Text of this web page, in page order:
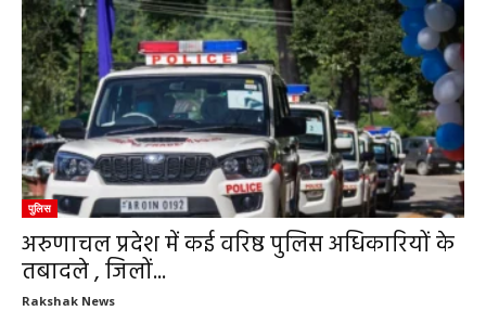
पुलिस
अरुणाचल प्रदेश में कई वरिष्ठ पुलिस अधिकारियों के
तबादले , जिलों...
Rakshak News